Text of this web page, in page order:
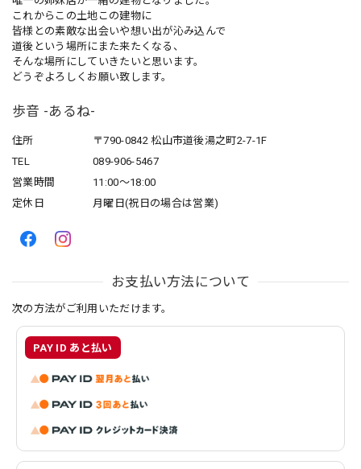
これからこの土地この建物に
皆様との素敵な出会いや想い出が沁み込んで
道後という場所にまた来たくなる、
そんな場所にしていきたいと思います。
どうぞよろしくお願い致します。
歩音 -あるね-
住所
〒790-0842 松山市道後湯之町2-7-1F
TEL
089-906-5467
営業時間
11:00〜18:00
定休日
月曜日(祝日の場合は営業)
お支払い方法について
次の方法がご利用いただけます。
PAY ID あと払い